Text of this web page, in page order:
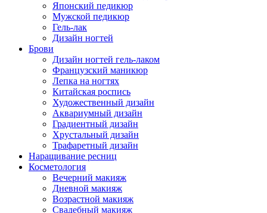
Японский педикюр
Мужской педикюр
Гель-лак
Дизайн ногтей
Брови
Дизайн ногтей гель-лаком
Французский маникюр
Лепка на ногтях
Китайская роспись
Художественный дизайн
Аквариумный дизайн
Градиентный дизайн
Хрустальный дизайн
Трафаретный дизайн
Наращивание ресниц
Косметология
Вечерний макияж
Дневной макияж
Возрастной макияж
Свадебный макияж